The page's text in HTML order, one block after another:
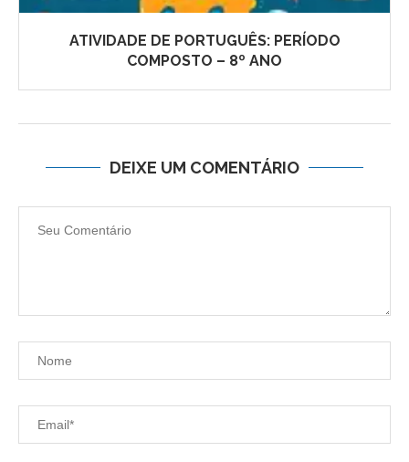
ATIVIDADE DE PORTUGUÊS: PERÍODO
COMPOSTO – 8º ANO
DEIXE UM COMENTÁRIO